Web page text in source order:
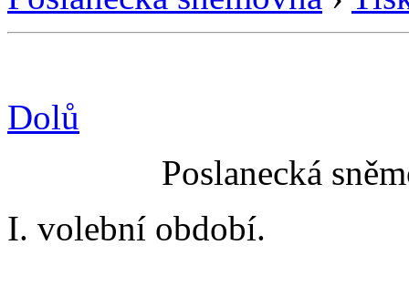
Dolů
Poslanecká
I. volební období.